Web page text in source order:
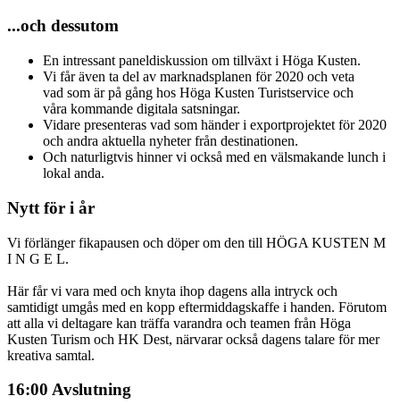
...och dessutom
En intressant paneldiskussion om tillväxt i Höga Kusten.
Vi får även ta del av marknadsplanen för 2020 och veta
vad som är på gång hos Höga Kusten Turistservice och
våra kommande digitala satsningar.
Vidare presenteras vad som händer i exportprojektet för 2020
och andra aktuella nyheter från destinationen.
Och naturligtvis hinner vi också med en välsmakande lunch i
lokal anda.
Nytt för i år
Vi förlänger fikapausen och döper om den till HÖGA KUSTEN M
I N G E L.
Här får vi vara med och knyta ihop dagens alla intryck och
samtidigt umgås med en kopp eftermiddagskaffe i handen. Förutom
att alla vi deltagare kan träffa varandra och teamen från Höga
Kusten Turism och HK Dest, närvarar också dagens talare för mer
kreativa samtal.
16:00 Avslutning